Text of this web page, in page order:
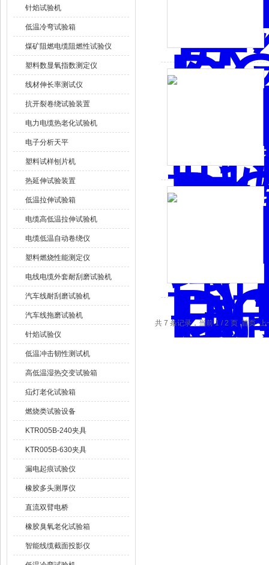
针焰试验机
低温冷弯试验箱
煤矿阻燃电缆阻燃性试验仪
塑料数显氧指数测定仪
线材伸长率测试仪
抗开裂卷绕试验装置
电力电缆热老化试验机
电子分析天平
塑料试样刨片机
热延伸试验装置
低温拉伸试验箱
电缆高低温拉伸试验机
电缆低温自动卷绕仪
塑料燃烧性能测定仪
电线电缆外套耐刮磨试验机
汽车线耐刮磨试验机
汽车线拖磨试验机
针焰试验仪
低温冲击韧性测试机
高低温湿热交变试验箱
疝灯老化试验箱
燃烧类试验设备
KTR005B-240夹具
KTR005B-630夹具
漏电起痕试验仪
橡胶多头测厚仪
直流双臂电桥
橡胶臭氧老化试验箱
智能线缆截面投影仪
共 7 条记录，当前 1 / 2 页 首页